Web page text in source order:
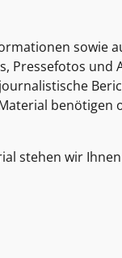
sowie
Pressefotos
stehen wir